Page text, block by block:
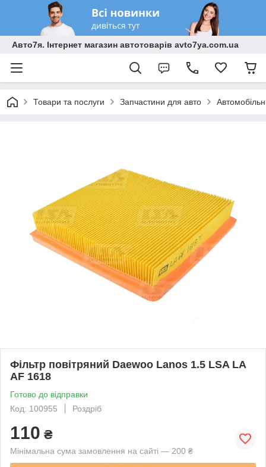
Авто7я. Інтернет магазин автотоварів avto7ya.com.ua
Товари та послуги Запчастини для авто
Фільтр повітряний Daewoo Lanos 1.5 LSA LA
AF 1618
Готово до відправки
Код: 100955
Роздріб
110 ₴
Мінімальна сума замовлення на сайті — 200 ₴